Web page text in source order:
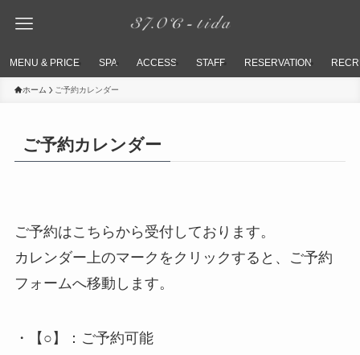
MENU & PRICE SPA ACCESS STAFF RESERVATION
ホーム ご予約カレンダー
ご予約カレンダー
ご予約はこちらから受付しております。
カレンダー上のマークをクリックすると、ご予約
フォームへ移動します。
・【○】：ご予約可能